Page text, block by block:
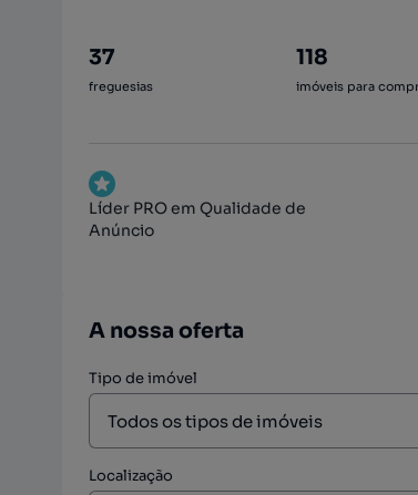
37
freguesias
118
imóveis para
Líder PRO em Qualidade de
Anúncio
A nossa oferta
Tipo de imóvel
Localização